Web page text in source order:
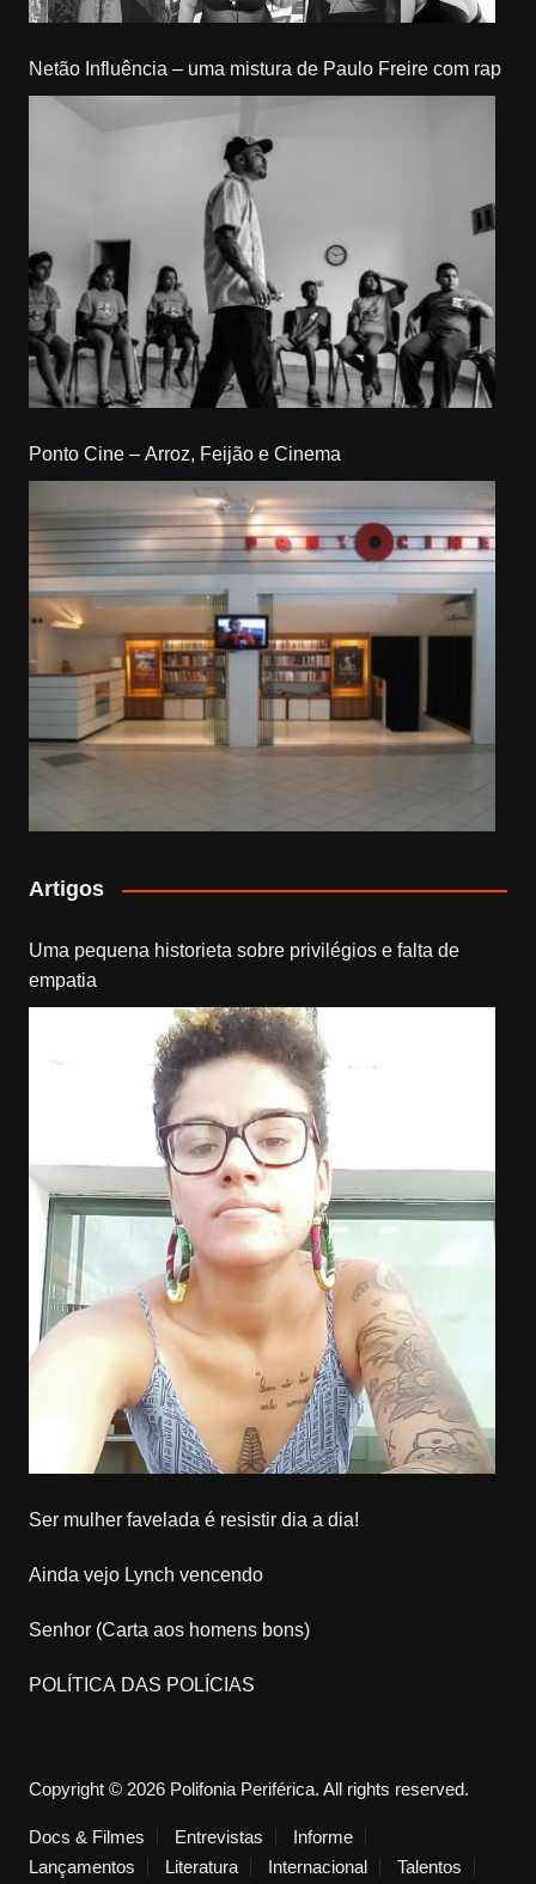
Netão Influência – uma mistura de Paulo Freire com rap
Ponto Cine – Arroz, Feijão e Cinema
Artigos
Uma pequena historieta sobre privilégios e falta de
empatia
Ser mulher favelada é resistir dia a dia!
Ainda vejo Lynch vencendo
Senhor (Carta aos homens bons)
POLÍTICA DAS POLÍCIAS
Copyright © 2026 Polifonia Periférica. All rights reserved.
Docs & Filmes Entrevistas
Informe
Lançamentos
Literatura Internacional Talentos